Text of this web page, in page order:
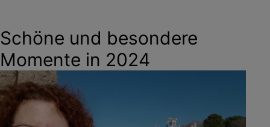
Schöne und besondere
Momente in 2024